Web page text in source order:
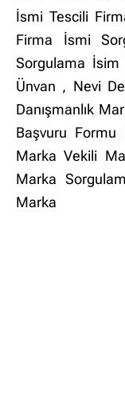
İsmi Tescili
Firma İsmi
Sorgulama
Ünvan , Nevi
Danışmanlık
Başvuru
Marka Vekili
Marka
Marka